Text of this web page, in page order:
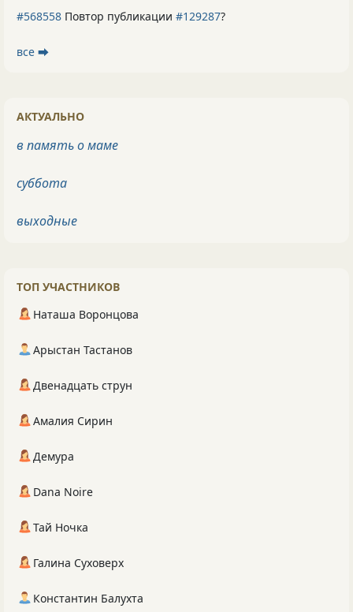
#568558 Повтор публикации #129287?
все ⮕
АКТУАЛЬНО
в память о маме
суббота
выходные
ТОП УЧАСТНИКОВ
Наташа Воронцова
Арыстан Тастанов
Двенадцать струн
Амалия Сирин
Демура
Dana Noire
Тай Ночка
Галина Суховерх
Константин Балухта